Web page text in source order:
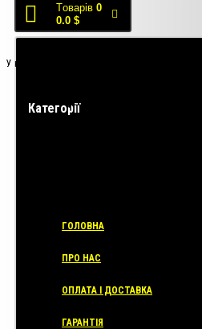
Tоварів 0
0.0 $
У кошику порожньо!
Категорії
ГОЛОВНА
ПРО НАС
ОПЛАТА І ДОСТАВКА
ГАРАНТІЯ